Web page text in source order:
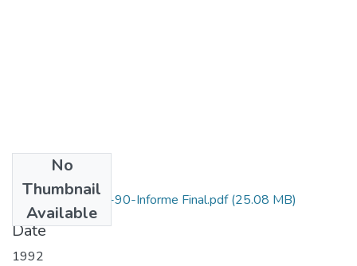
No
Thumbnail
Available
1106-05-015-90-Informe Final.pdf(25.08 MB)
Date
1992